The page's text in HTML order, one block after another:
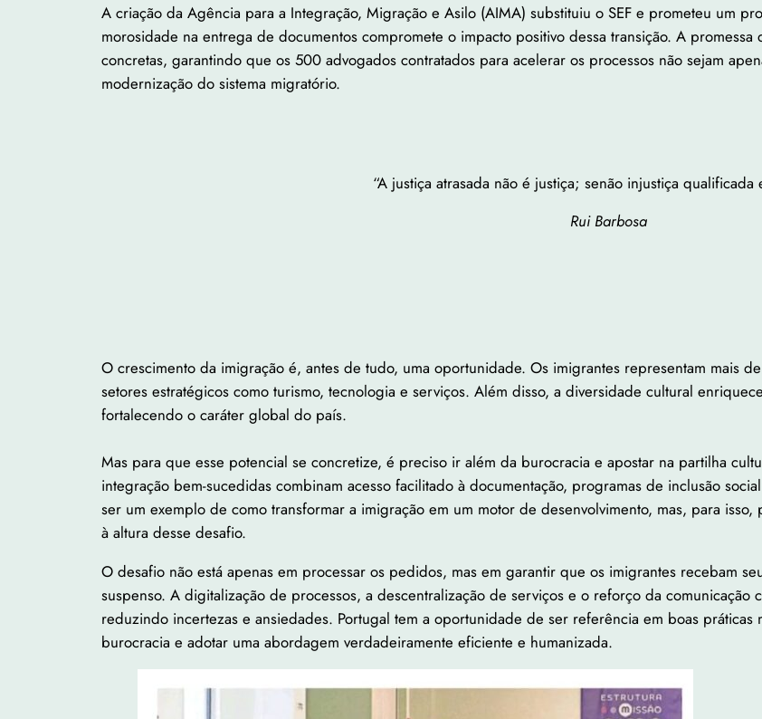
A criação da Agência para a Integração, Migração e Asilo (AIMA) substituiu o SEF e prometeu um
morosidade na entrega de documentos compromete o impacto positivo dessa transição. A
concretas, garantindo que os 500 advogados contratados para acelerar os processos não sejam
modernização do sistema migratório.
“A justiça atrasada não é justiça; senão injustiça qualificada
Rui Barbosa
O crescimento da imigração é, antes de tudo, uma oportunidade. Os imigrantes representam mais
setores estratégicos como turismo, tecnologia e serviços. Além disso, a diversidade cultural
fortalecendo o caráter global do país.
Mas para que esse potencial se concretize, é preciso ir além da burocracia e apostar na partilha
integração bem-sucedidas combinam acesso facilitado à documentação, programas de inclusão
ser um exemplo de como transformar a imigração em um motor de desenvolvimento, mas, para
à altura desse desafio.
O desafio não está apenas em processar os pedidos, mas em garantir que os imigrantes recebam
suspenso. A digitalização de processos, a descentralização de serviços e o reforço da comunicação
reduzindo incertezas e ansiedades. Portugal tem a oportunidade de ser referência em boas
burocracia e adotar uma abordagem verdadeiramente eficiente e humanizada.